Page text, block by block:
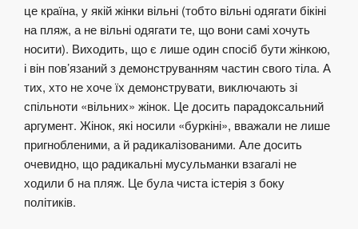
це країна, у якій жінки вільні (тобто вільні одягати бікіні
на пляж, а не вільні одягати те, що вони самі хочуть
носити). Виходить, що є лише один спосіб бути жінкою,
і він пов’язаний з демонструванням частин свого тіла. А
тих, хто не хоче їх демонструвати, виключають зі
спільноти «вільних» жінок. Це досить парадоксальний
аргумент. Жінок, які носили «буркіні», вважали не лише
пригнобленими, а й радикалізованими. Але досить
очевидно, що радикальні мусульманки взагалі не
ходили б на пляж. Це була чиста істерія з боку
політиків.